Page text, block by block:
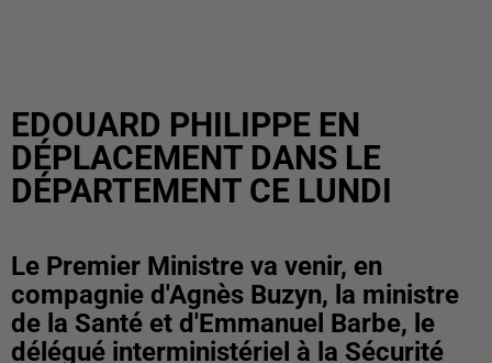
EDOUARD PHILIPPE EN
DÉPLACEMENT DANS LE
DÉPARTEMENT CE LUNDI
Le Premier Ministre va venir, en
compagnie d'Agnès Buzyn, la ministre
de la Santé et d'Emmanuel Barbe, le
délégué interministériel à la Sécurité